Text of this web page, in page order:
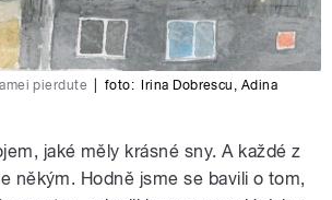
pierdute foto: Irina Dobrescu , Adina
jaké měly krásné sny. A každé z
někým. Hodně jsme se bavili o tom,